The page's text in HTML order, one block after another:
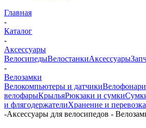
Главная
-
Каталог
-
Аксессуары
ВелосипедыВелостанкиАксессуары
-
Велозамки
Велокомпьютеры и датчики
велофарыКрыльяРюкзаки и сумки
и флягодержателиХранение и перевозка
-Аксессуары для велосипедов -